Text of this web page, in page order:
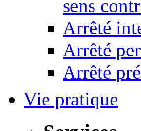
sens
Arrêté
Arrêté
Arrêté
Vie pratique